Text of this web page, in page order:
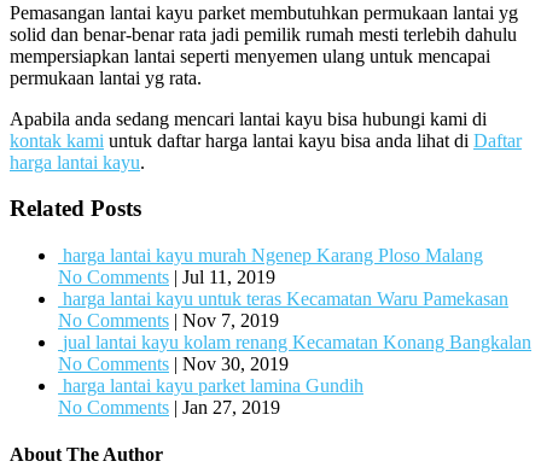
Pemasangan lantai kayu parket membutuhkan permukaan lantai yg
solid dan benar-benar rata jadi pemilik rumah mesti terlebih dahulu
mempersiapkan lantai seperti menyemen ulang untuk mencapai
permukaan lantai yg rata.
Apabila anda sedang mencari lantai kayu bisa hubungi kami di
kontak kami untuk daftar harga lantai kayu bisa anda lihat di Daftar
harga lantai kayu.
Related Posts
harga lantai kayu murah Ngenep Karang Ploso Malang
No Comments | Jul 11, 2019
harga lantai kayu untuk teras Kecamatan Waru Pamekasan
No Comments | Nov 7, 2019
jual lantai kayu kolam renang Kecamatan Konang Bangkalan
No Comments | Nov 30, 2019
harga lantai kayu parket lamina Gundih
No Comments | Jan 27, 2019
About The Author